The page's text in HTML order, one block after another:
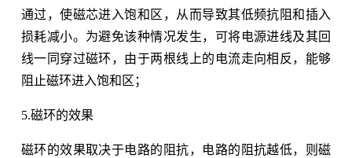
通过，使磁芯进入饱和区，从而导致其低频抗阻和插入
损耗减小。为避免该种情况发生，可将电源进线及其回
线一同穿过磁环，由于两根线上的电流走向相反，能够
阻止磁环进入饱和区；
5.磁环的效果
磁环的效果取决于电路的阻抗，电路的阻抗越低，则磁